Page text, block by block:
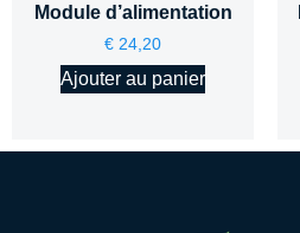
Module d’alimentation
€ 24,20
Ajouter au panier